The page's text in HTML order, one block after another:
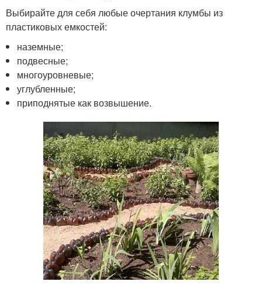
Выбирайте для себя любые очертания клумбы из
пластиковых емкостей:
наземные;
подвесные;
многоуровневые;
углубленные;
приподнятые как возвышение.